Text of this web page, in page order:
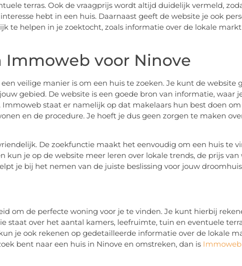
terras. Ook de vraagprijs wordt altijd duidelijk vermeld,
hebt in een huis. Daarnaast geeft de website je ook
te helpen in je zoektocht, zoals informatie over de lokale
Immoweb voor Ninove
veilige manier is om een huis te zoeken. Je kunt de website
gebied. De website is een goede bron van informatie, waar
Immoweb staat er namelijk op dat makelaars hun best doen
en de procedure. Je hoeft je dus geen zorgen te maken
De zoekfunctie maakt het eenvoudig om een huis te
kun je op de website meer leren over lokale trends, de prijs van
je bij het nemen van de juiste beslissing voor jouw
om de perfecte woning voor je te vinden. Je kunt hierbij
staat over het aantal kamers, leefruimte, tuin en eventuele
je ook rekenen op gedetailleerde informatie over de lokale
bent naar een huis in Ninove en omstreken, dan is